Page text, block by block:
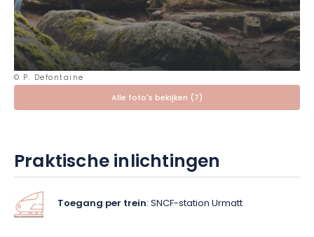
De route daalt vervolgens af naar het hart van de Bruchevallei,
waar je in de buurt van Schirmeck kunt overnachten.
© P. Defontaine
Alle foto's bekijken (7)
Praktische inlichtingen
Toegang per trein: SNCF-station Urmatt